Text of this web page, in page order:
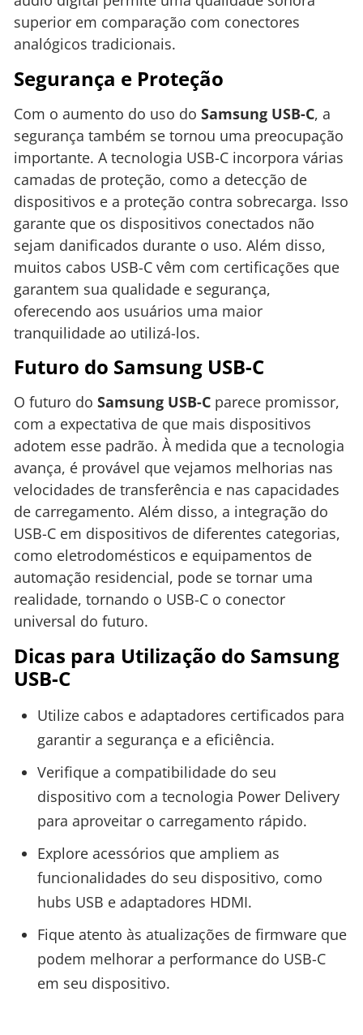
superior em comparação com conectores
analógicos tradicionais.
Segurança e Proteção
Com o aumento do uso do Samsung USB-C, a
segurança também se tornou uma preocupação
importante. A tecnologia USB-C incorpora várias
camadas de proteção, como a detecção de
dispositivos e a proteção contra sobrecarga. Isso
garante que os dispositivos conectados não
sejam danificados durante o uso. Além disso,
muitos cabos USB-C vêm com certificações que
garantem sua qualidade e segurança,
oferecendo aos usuários uma maior
tranquilidade ao utilizá-los.
Futuro do Samsung USB-C
O futuro do Samsung USB-C parece promissor,
com a expectativa de que mais dispositivos
adotem esse padrão. À medida que a tecnologia
avança, é provável que vejamos melhorias nas
velocidades de transferência e nas capacidades
de carregamento. Além disso, a integração do
USB-C em dispositivos de diferentes categorias,
como eletrodomésticos e equipamentos de
automação residencial, pode se tornar uma
realidade, tornando o USB-C o conector
universal do futuro.
Dicas para Utilização do Samsung
USB-C
Utilize cabos e adaptadores certificados para
garantir a segurança e a eficiência.
Verifique a compatibilidade do seu
dispositivo com a tecnologia Power Delivery
para aproveitar o carregamento rápido.
Explore acessórios que ampliem as
funcionalidades do seu dispositivo, como
hubs USB e adaptadores HDMI.
Fique atento às atualizações de firmware que
podem melhorar a performance do USB-C
em seu dispositivo.